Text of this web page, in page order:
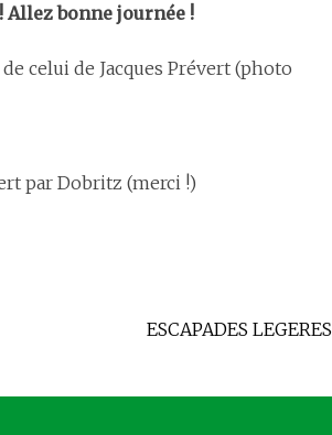
Allez bonne journée !
celui de Jacques Prévert (photo
par Dobritz (merci !)
ESCAPADES LEGERES